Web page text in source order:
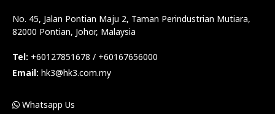
No. 45, Jalan Pontian Maju 2, Taman Perindustrian Mutiara,
82000 Pontian, Johor, Malaysia
Tel: +60127851678 / +60167656000
Email: hk3@hk3.com.my
Whatsapp Us